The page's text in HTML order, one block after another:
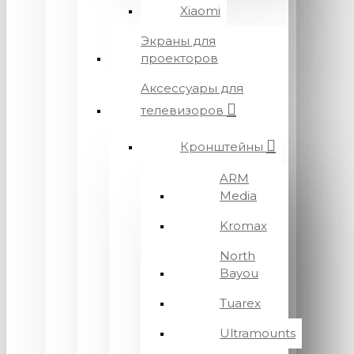
Xiaomi
Экраны для
проекторов
Аксессуары для
телевизоров
Кронштейны
ARM
Media
Kromax
North
Bayou
Tuarex
Ultramounts